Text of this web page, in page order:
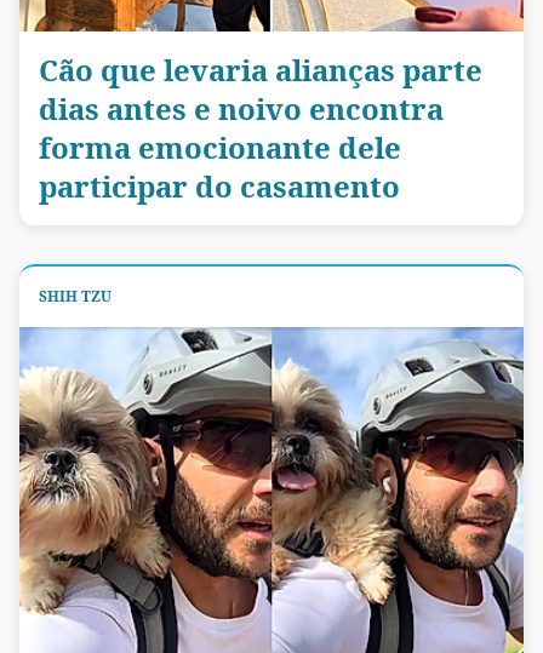
Cão que levaria alianças parte
dias antes e noivo encontra
forma emocionante dele
participar do casamento
SHIH TZU